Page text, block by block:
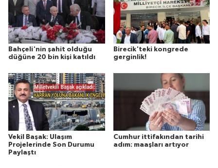
Bahçeli'nin şahit olduğu
düğüne 20 bin kişi katıldı
Birecik'teki kongrede
gerginlik!
Vekil Başak: Ulaşım
Projelerinde Son Durumu
Paylaştı
Cumhur ittifakından tarihi
adım: maaşları artıyor